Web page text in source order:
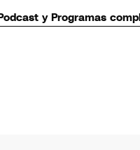
y Programas